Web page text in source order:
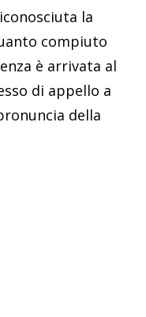
la
compiuto
è arrivata al
di appello a
della